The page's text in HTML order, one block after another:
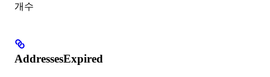
개수
AddressesExpired